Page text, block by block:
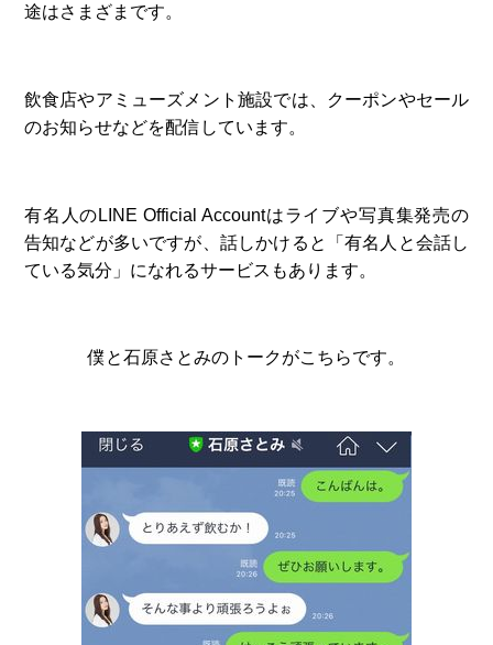
途はさまざまです。
飲食店やアミューズメント施設では、クーポンやセール
のお知らせなどを配信しています。
有名人のLINE Official Accountはライブや写真集発売の
告知などが多いですが、話しかけると「有名人と会話し
ている気分」になれるサービスもあります。
僕と石原さとみのトークがこちらです。